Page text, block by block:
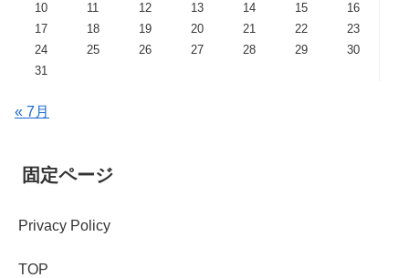
10
11 12 13 14 15
16
17
18 19 20 21 22
23
24
25 26 27 28 29
30
31
« 7月
固定ページ
Privacy Policy
TOP